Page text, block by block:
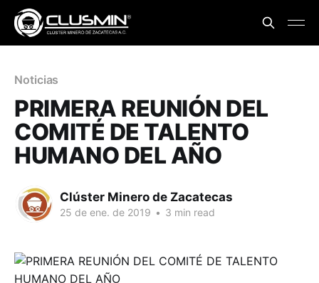
Noticias
PRIMERA REUNIÓN DEL
COMITÉ DE TALENTO
HUMANO DEL AÑO
Clúster Minero de Zacatecas
25 de ene. de 2019 • 3 min read